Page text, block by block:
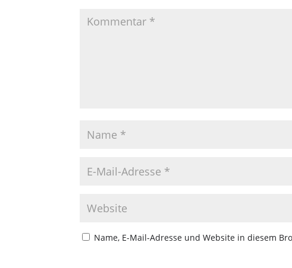
Name, E-Mail-Adresse und Website in diesem